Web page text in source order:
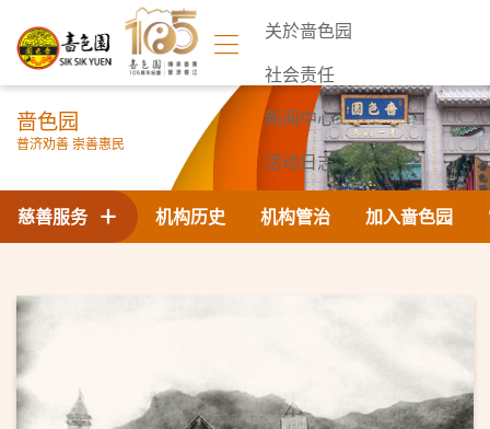
关於啬色园
社会责任
新闻中心
活动日志
联络我们
啬色园
普济劝善 崇善惠民
机构历史 机构管治 加入啬色园
慈善服务